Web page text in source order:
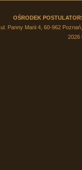
OŚRODEK
ul. Panny Marii 4, 60-962
2026